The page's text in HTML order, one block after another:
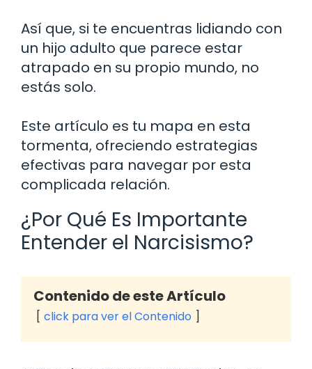
Así que, si te encuentras lidiando con
un hijo adulto que parece estar
atrapado en su propio mundo, no
estás solo.
Este artículo es tu mapa en esta
tormenta, ofreciendo estrategias
efectivas para navegar por esta
complicada relación.
¿Por Qué Es Importante
Entender el Narcisismo?
Contenido de este Artículo
click para ver el Contenido